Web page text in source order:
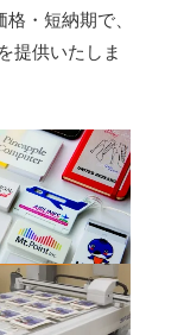
・短納期で、
提供いたしま